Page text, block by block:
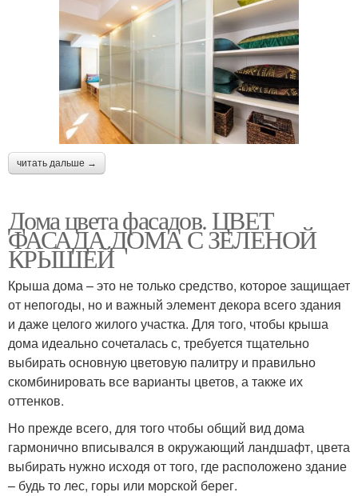
читать дальше →
Дома цвета фасадов. ЦВЕТ
ФАСАДА ДОМА С ЗЕЛЕНОЙ
КРЫШЕЙ
Крыша дома – это не только средство, которое защищает
от непогоды, но и важный элемент декора всего здания
и даже целого жилого участка. Для того, чтобы крыша
дома идеально сочеталась с, требуется тщательно
выбирать основную цветовую палитру и правильно
скомбинировать все варианты цветов, а также их
оттенков.
Но прежде всего, для того чтобы общий вид дома
гармонично вписывался в окружающий ландшафт, цвета
выбирать нужно исходя от того, где расположено здание
– будь то лес, горы или морской берег.